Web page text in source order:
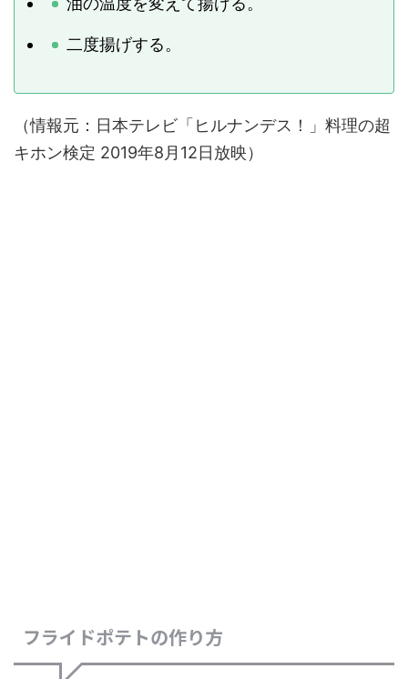
二度揚げする。
（情報元：日本テレビ「ヒルナンデス！」料理の超
キホン検定 2019年8月12日放映）
フライドポテトの作り方